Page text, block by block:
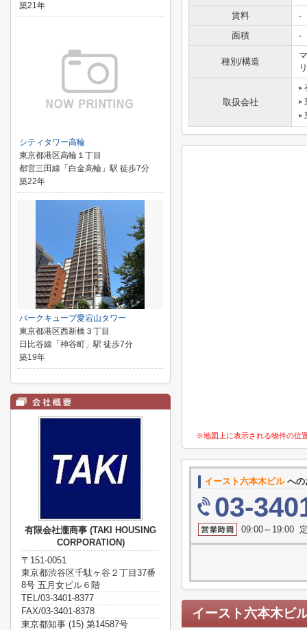
賃料
-
面積
-
種別/構造
取扱会社
※地図上に表示される物件の位
イースト六本木ビルへの
03-
09:00～19:00
イースト六本木ビ
築21年
シティタワー高輪
東京都港区高輪１丁目
都営三田線「白金高輪」駅 徒歩7分
築22年
パークキューブ愛宕山タワー
東京都港区西新橋３丁目
日比谷線「神谷町」駅 徒歩7分
築19年
有限会社瀧商事 (TAKI HOUSING
CORPORATION)
〒151-0051
東京都渋谷区千駄ヶ谷２丁目37番
8号 五月女ビル６階
TEL/03-3401-8377
FAX/03-3401-8378
東京都知事 (15) 第14587号